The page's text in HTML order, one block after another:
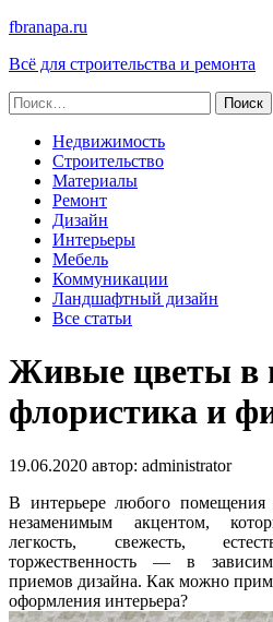
fbranapa.ru
Всё для строительства и ремонта
Найти:
Недвижимость
Строительство
Материалы
Ремонт
Дизайн
Интерьеры
Мебель
Коммуникации
Ландшафтный дизайн
Все статьи
Живые цветы в
флористика и
19.06.2020 автор: administrator
В интерьере любого
незаменимым акцентом,
легкость, свежесть,
торжественность — в
приемов дизайна. Как можно
оформления интерьера?